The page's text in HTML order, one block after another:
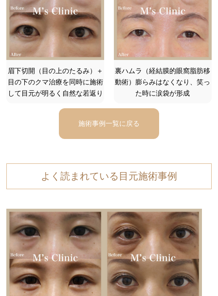
眉下切開（目の上のたるみ）＋
目の下のクマ治療を同時に施術
して目元が明るく自然な若返り
施術事例一覧に戻る
裏ハムラ（経結膜的眼窩脂肪移
動術）膨らみはなくなり、笑っ
た時に涙袋が形成
よく読まれている目元施術事例